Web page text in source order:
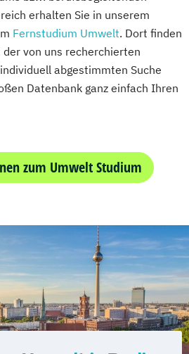
Eng.) 3 oder 4 Semester
Eng.)/(B. Sc.)
Zertifizierung
Engineering
Sicherheit Management
kompakt
erhalten Sie in unserem
Fernstudium Umwelt. Dort finden
von uns recherchierten
abgestimmten Suche
Datenbank ganz einfach Ihren
zum Umwelt Studium